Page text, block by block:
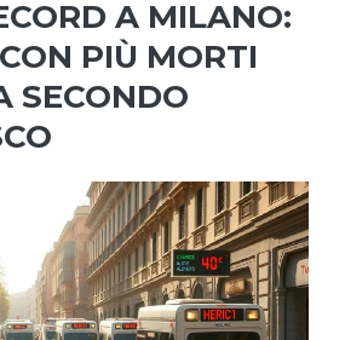
A MILANO:
PIÙ MORTI
SECONDO